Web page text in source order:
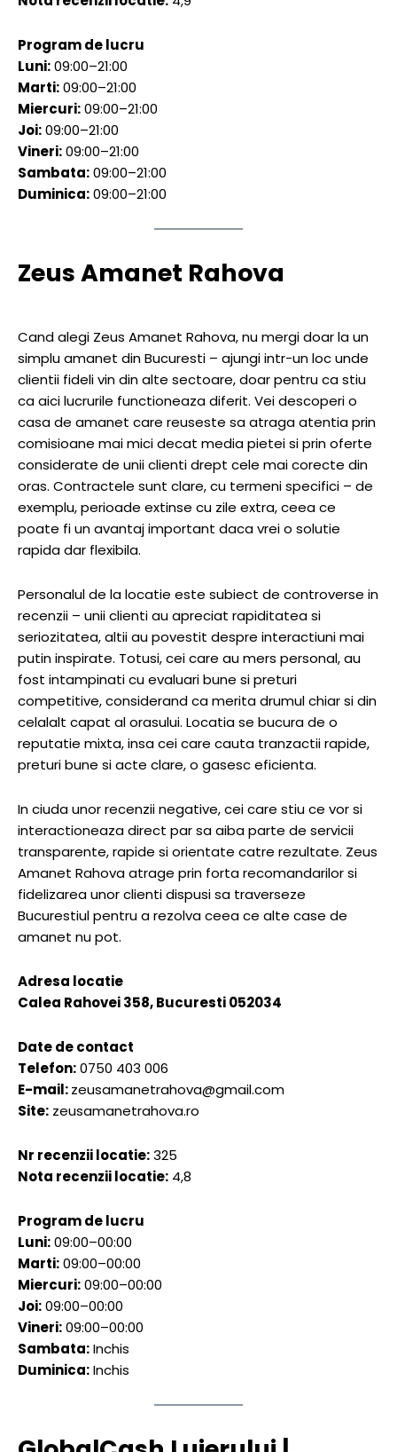
Program de lucru
Luni:09:00–21:00
Marti:09:00–21:00
Miercuri:09:00–21:00
Joi:09:00–21:00
Vineri:09:00–21:00
Sambata:09:00–21:00
Duminica:09:00–21:00
Zeus Amanet Rahova
Cand alegi Zeus Amanet Rahova, nu mergi doar la un
simplu amanet din Bucuresti – ajungi intr-un loc unde
clientii fideli vin din alte sectoare, doar pentru ca stiu
ca aici lucrurile functioneaza diferit. Vei descoperi o
casa de amanet care reuseste sa atraga atentia prin
comisioane mai mici decat media pietei si prin oferte
considerate de unii clienti drept cele mai corecte din
oras. Contractele sunt clare, cu termeni specifici – de
exemplu, perioade extinse cu zile extra, ceea ce
poate fi un avantaj important daca vrei o solutie
rapida dar flexibila.
Personalul de la locatie este subiect de controverse in
recenzii – unii clienti au apreciat rapiditatea si
seriozitatea, altii au povestit despre interactiuni mai
putin inspirate. Totusi, cei care au mers personal, au
fost intampinati cu evaluari bune si preturi
competitive, considerand ca merita drumul chiar si din
celalalt capat al orasului. Locatia se bucura de o
reputatie mixta, insa cei care cauta tranzactii rapide,
preturi bune si acte clare, o gasesc eficienta.
In ciuda unor recenzii negative, cei care stiu ce vor si
interactioneaza direct par sa aiba parte de servicii
transparente, rapide si orientate catre rezultate. Zeus
Amanet Rahova atrage prin forta recomandarilor si
fidelizarea unor clienti dispusi sa traverseze
Bucurestiul pentru a rezolva ceea ce alte case de
amanet nu pot.
Adresa locatie
Calea Rahovei 358, Bucuresti 052034
Date de contact
Telefon:0750 403 006
E-mail:zeusamanetrahova@gmail.com
Site: zeusamanetrahova.ro
Nr recenzii locatie:325
Nota recenzii locatie: 4,8
Program de lucru
Luni:09:00–00:00
Marti:09:00–00:00
Miercuri:09:00–00:00
Joi:09:00–00:00
Vineri:09:00–00:00
Sambata:Inchis
Duminica:Inchis